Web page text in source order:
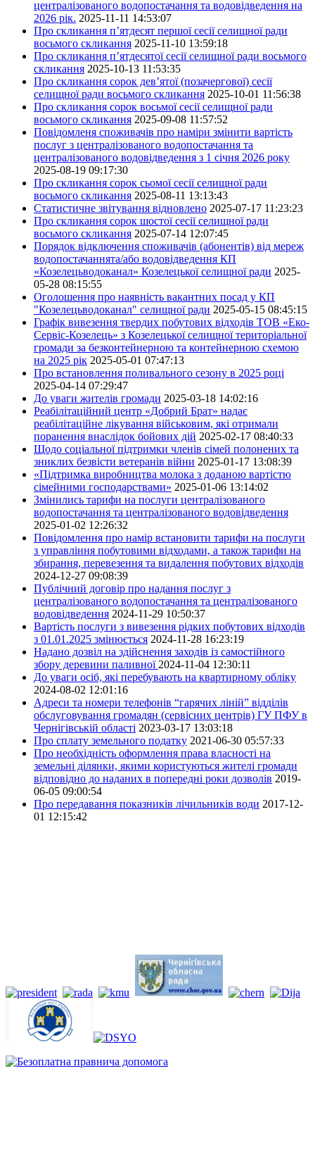
централізованого водопостачання та водовідведення на
2026 рік. 2025-11-11 14:53:07
Про скликання п’ятдесят першої сесії селищної ради
восьмого скликання 2025-11-10 13:59:18
Про скликання п’ятдесятої сесії селищної ради восьмого
скликання 2025-10-13 11:53:35
Про скликання сорок дев’ятої (позачергової) сесії
селищної ради восьмого скликання 2025-10-01 11:56:38
Про скликання сорок восьмої сесії селищної ради
восьмого скликання 2025-09-08 11:57:52
Повідомленя споживачів про наміри змінити вартість
послуг з централізованого водопостачання та
централізованого водовідведення з 1 січня 2026 року
2025-08-19 09:17:30
Про скликання сорок сьомої сесії селищної ради
восьмого скликання 2025-08-11 13:13:43
Статистичне звітування відновлено 2025-07-17 11:23:23
Про скликання сорок шостої сесії селищної ради
восьмого скликання 2025-07-14 12:07:45
Порядок відключення споживачів (абонентів) від мереж
водопостачаннята/або водовідведення КП
«Козелецьводоканал» Козелецької селищної ради 2025-
05-28 08:15:55
Оголошення про наявність вакантних посад у КП
"Козелецьводоканал" селищної ради 2025-05-15 08:45:15
Графік вивезення твердих побутових відходів ТОВ «Еко-
Сервіс-Козелець» з Козелецької селищної територіальної
громади за безконтейнерною та контейнерною схемою
на 2025 рік 2025-05-01 07:47:13
Про встановлення поливального сезону в 2025 році
2025-04-14 07:29:47
До уваги жителів громади 2025-03-18 14:02:16
Реабілітаційний центр «Добрий Брат» надає
реабілітаційне лікування військовим, які отримали
поранення внаслідок бойових дій 2025-02-17 08:40:33
Щодо соціальної підтримки членів сімей полонених та
зниклих безвісти ветеранів війни 2025-01-17 13:08:39
«Підтримка виробництва молока з доданою вартістю
сімейними господарствами» 2025-01-06 13:14:02
Змінились тарифи на послуги централізованого
водопостачання та централізованого водовідведення
2025-01-02 12:26:32
Повідомлення про намір встановити тарифи на послуги
з управління побутовими відходами, а також тарифи на
збирання, перевезення та видалення побутових відходів
2024-12-27 09:08:39
Публічний договір про надання послуг з
централізованого водопостачання та централізованого
водовідведення 2024-11-29 10:50:37
Вартість послуги з вивезення рідких побутових відходів
з 01.01.2025 змінюється 2024-11-28 16:23:19
Надано дозвіл на здійснення заходів із самостійного
збору деревини паливної2024-11-04 12:30:11
До уваги осіб, які перебувають на квартирному обліку
2024-08-02 12:01:16
Адреси та номери телефонів “гарячих ліній” відділів
обслуговування громадян (сервісних центрів) ГУ ПФУ в
Чернігівській області 2023-03-17 13:03:18
Про сплату земельного податку 2021-06-30 05:57:33
Про необхідність оформлення права власності на
земельні ділянки, якими користуються жителі громади
відповідно до наданих в попередні роки дозволів 2019-
06-05 09:00:54
Про передавання показників лічильників води 2017-12-
01 12:15:42